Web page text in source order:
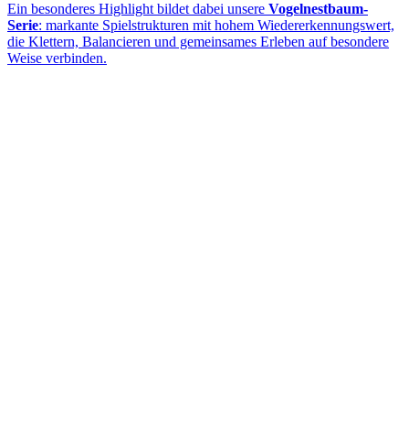
Ein besonderes Highlight bildet dabei unsere Vogelnestbaum-
Serie: markante Spielstrukturen mit hohem Wiedererkennungswert,
die Klettern, Balancieren und gemeinsames Erleben auf besondere
Weise verbinden.